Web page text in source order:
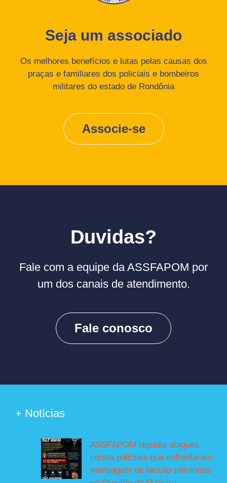
Seja um associado
Os melhores benefícios e lutas pelas causas dos
praças e familiares dos policiais e bombeiros
militares do estado de Rondônia
Associe-se
Duvidas?
Fale com a equipe da ASSFAPOM por
um dos canais de atendimento.
Fale conosco
+ Notícias
ASSFAPOM repudia ataques
contra policiais que enfrentaram
mensagem de facção criminosa